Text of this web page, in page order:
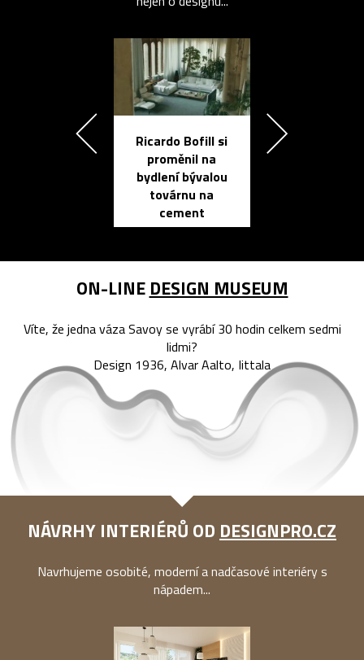
Ricardo Bofill si
proměnil na
bydlení bývalou
továrnu na
cement
ON-LINE DESIGN MUSEUM
Víte, že jedna váza Savoy se vyrábí 30 hodin celkem sedmi
lidmi?
Design 1936, Alvar Aalto, Iittala
NÁVRHY INTERIÉRŮ OD DESIGNPRO.CZ
Navrhujeme osobité, moderní a nadčasové interiéry s
nápadem...